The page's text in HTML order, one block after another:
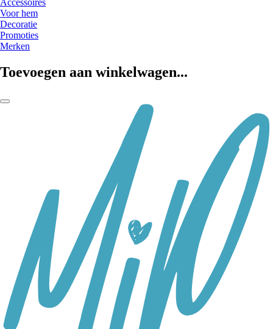
Accessoires
Voor hem
Decoratie
Promoties
Merken
Toevoegen aan winkelwagen...